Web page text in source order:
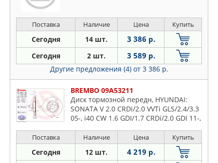
Поставка Наличие Цена Купить
Сегодня 14 шт. 3 386 р.
Сегодня 2 шт. 3 589 р.
Другие предложения (4) от 3 386 р.
BREMBO 09A53211
Диск тормозной передн, HYUNDAI:
SONATA V 2.0 CRDi/2.0 VVTi GLS/2.4/3.3
05-, i40 CW 1.6 GDI/1.7 CRDi/2.0 GDI 11-,
CRDi/2.0 CRDi 4WD
Поставка Наличие Цена Купить
Сегодня 12 шт. 4 219 р.